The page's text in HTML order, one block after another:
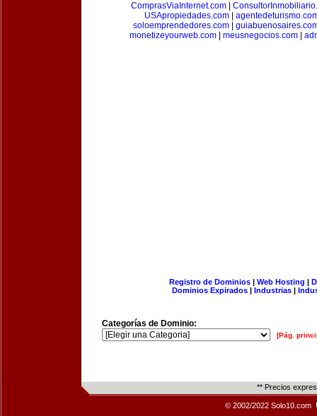
ComprasViaInternet.com
USApropiedades.com|
soloemprendedores.com|
monetizeyourweb.com| meusnegocios.com|
Registro de Dominios| Web Hosting |
Dominios Expirados | Industrias |
Categorías de Dominio:
[Pág.
** Precios
© 2002/2022 Solo10.com